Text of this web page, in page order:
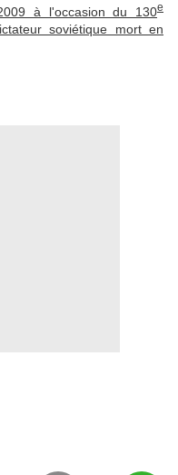
à l'occasion du 130e
soviétique mort en